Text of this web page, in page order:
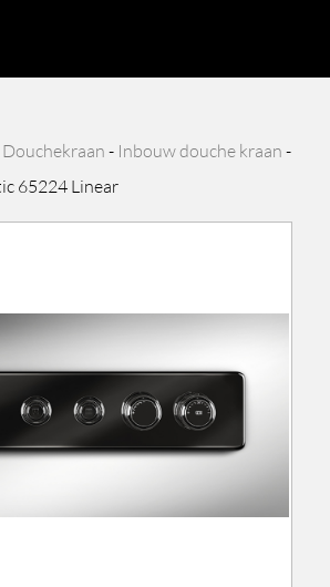
Douchekraan - Inbouw douche kraan -
65224 Linear